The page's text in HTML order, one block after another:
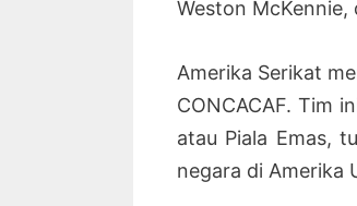
Weston McKennie,
Amerika Serikat
CONCACAF. Tim
atau Piala Emas,
negara di Amerika